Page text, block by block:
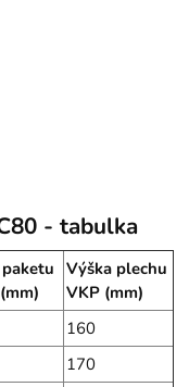
- tabulka
Výška plechu
VKP (mm)
160
170